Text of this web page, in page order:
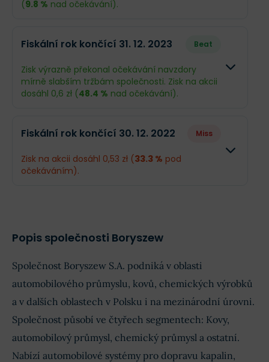
(9.8 % nad očekávání).
Příjmy 101,1 mil. zł
Fiskální rok končící 31. 12. 2023 Beat
Zisk výrazně překonal očekávání navzdory
mírně slabším tržbám společnosti. Zisk na akcii
dosáhl 0,6 zł (48.4 % nad očekávání).
5,69 mld.
Příjmy
Fiskální rok končící 30. 12. 2022 Miss
Zisk na akcii dosáhl 0,53 zł (33.3 % pod
očekáváním).
EPS 0,79 zł 0,53 zł
Popis společnosti Boryszew
Společnost Boryszew S.A. podniká v oblasti
automobilového průmyslu, kovů, chemických výrobků
a v dalších oblastech v Polsku i na mezinárodní úrovni.
Společnost působí ve čtyřech segmentech: Kovy,
automobilový průmysl, chemický průmysl a ostatní.
Nabízí automobilové systémy pro dopravu kapalin,